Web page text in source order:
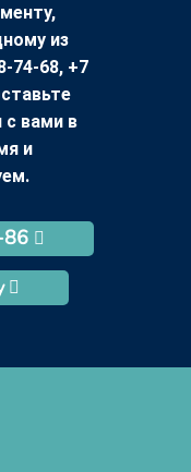
из
74-68, +7
вами в
и